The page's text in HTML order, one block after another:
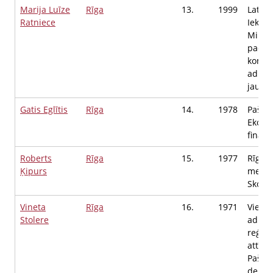
Marija Luīze
Ratniece
Rīga 13. 1999
Gatis Eglītis
Rīga 14. 1978
Roberts
Ķipurs
Rīga 15. 1977
Rīgas
Vineta
Stolere
Rīga 16. 1971